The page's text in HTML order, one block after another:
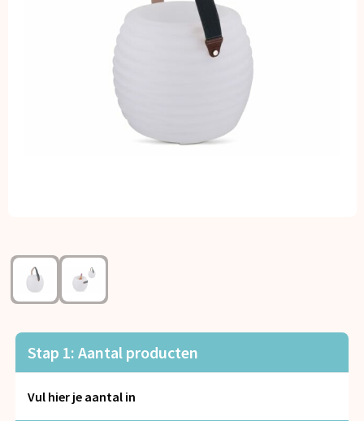
Kinderen, Peuters en Baby's
Klokken, horloges en weerstations
Lampen en Gereedschap
Reisbenodigdheden
Schrijfwaren
Sleutelhangers en Lanyards
Snoepgoed
Stap 1: Aantal producten
Vul hier je aantal in